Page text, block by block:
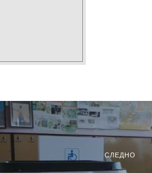
СЛЕДНО